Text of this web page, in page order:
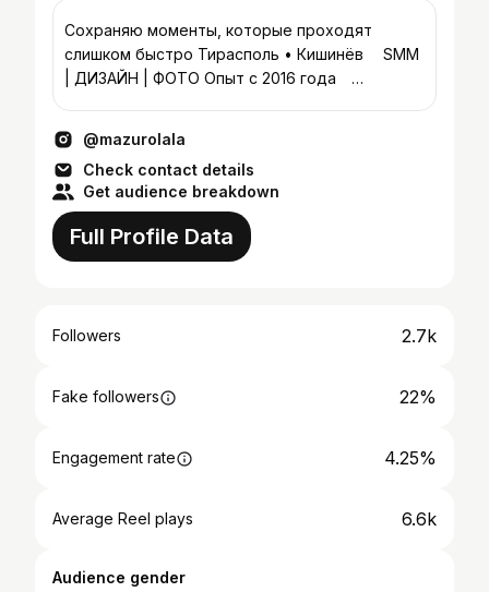
Сохраняю моменты, которые проходят
слишком быстро Тирасполь • Кишинёв ⠀ SMM
| ДИЗАЙН | ФОТО Опыт с 2016 года ⠀
@mazurolala
Check contact details
Get audience breakdown
Full Profile Data
Followers 2.7k
Fake followers 22%
Engagement rate 4.25%
Average Reel plays 6.6k
Audience gender